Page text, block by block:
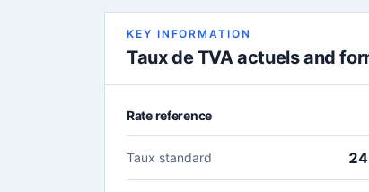
KEY INFORMATION
Taux de TVA actuels and
Rate reference
Taux standard